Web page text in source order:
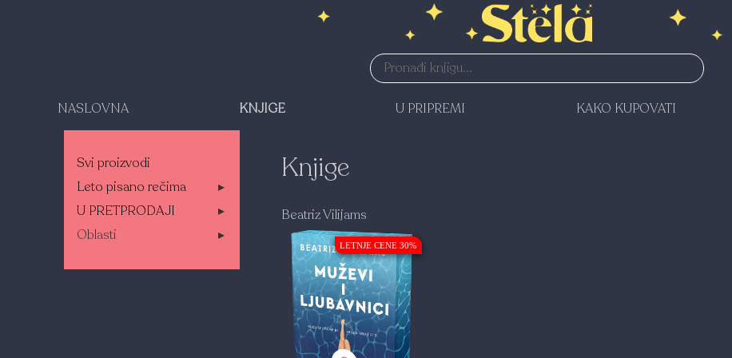
NASLOVNA KNJIGE U PRIPREMI KAKO KUPOVATI
Svi proizvodi
Leto pisano rečima
▸
U PRETPRODAJI
▸
Oblasti
▸
Knjige
Beatriz Vilijams
LETNJE CENE 30%